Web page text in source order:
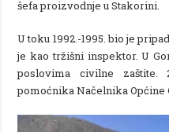
šefa proizvodnje u Stakorini.
U toku 1992.-1995. bio je
je kao tržišni inspektor. U
poslovima civilne zaštite.
pomoćnika Načelnika Općine